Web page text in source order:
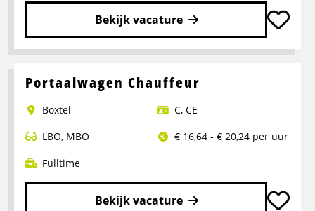
Bekijk vacature
Lees
over
CE
Portaalwagen Chauffeur
Boxtel C, CE
LBO, MBO
€ 16,64 - € 20,24 per uur
Fulltime
Bekijk vacature